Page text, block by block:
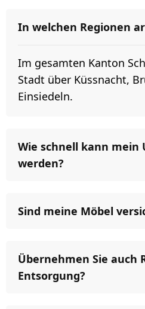
In welchen Regionen
Im gesamten Kanton
Stadt über Küssnacht,
Einsiedeln.
Wie schnell kann mein
werden?
Sind meine Möbel
Übernehmen Sie auch
Entsorgung?